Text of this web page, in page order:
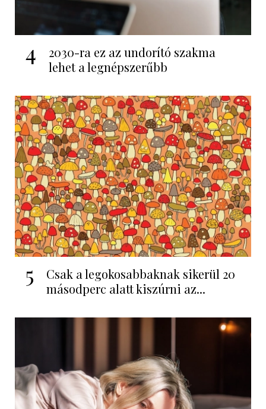
4
2030-ra ez az undorító szakma
lehet a legnépszerűbb
5
Csak a legokosabbaknak sikerül 20
másodperc alatt kiszúrni az...